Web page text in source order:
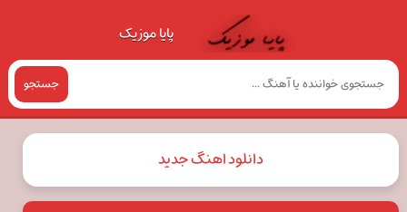
پایا موزیک
جستجو
دانلود اهنگ جدید